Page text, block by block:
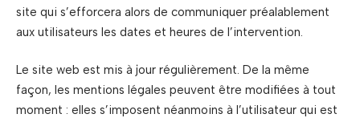
site qui s’efforcera alors de communiquer préalablement
aux utilisateurs les dates et heures de l’intervention.
Le site web est mis à jour régulièrement. De la même
façon, les mentions légales peuvent être modifiées à tout
moment : elles s’imposent néanmoins à l’utilisateur qui est